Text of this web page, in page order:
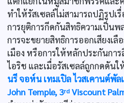
ทำให้รัสเซลล์ไม่สามารถปฏิรูปเ
การยุติการกีดกันสิทธิความเป็นพ
การจะขยายสิทธิการออกเสียงเลื
เมือง หรือการให้หลักประกันกา
ไอริช และเมื่อรัสเซลล์ถูกกดดัน
นรี จอห์น เทมเปิล ไวสเคานต์พั
John Temple, 3ʳᵈ Viscount